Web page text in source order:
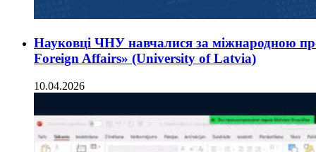
Науковці ЧНУ навчалися за міжнародною
Foreign Affairs» (University of Latvia)
10.04.2026